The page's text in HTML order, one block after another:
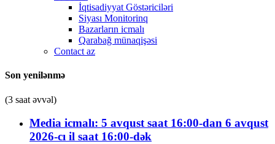
İqtisadiyyat Göstəriciləri
Siyası Monitorinq
Bazarların icmalı
Qarabağ münaqişəsi
Contact az
Son yenilənmə
(3 saat əvvəl)
Media icmalı: 5 avqust saat 16:00-dan 6 avqust
2026-cı il saat 16:00-dək